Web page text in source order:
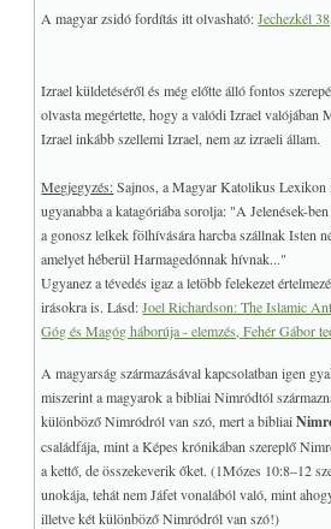
A magyar zsidó fordítás itt olvasható:Jechezkél
Izrael küldetéséről és még előtte álló fontos
olvasta megértette, hogy a valódi Izrael valójában
Izrael inkább szellemi Izrael, nem az izraeli állam.
Megjegyzés:Sajnos, a Magyar Katolikus Lexikon
ugyanabba a katagóriába sorolja: "A Jelenések-
a gonosz lelkek fölhívására harcba szállnak Isten
amelyet héberül Harmagedónnak hívnak..."
Ugyanez a tévedés igaz a letöbb felekezet
irásokra is. Lásd:Joel Richardson: The Islamic
Góg és Magóg háborúja - elemzés, Fehér Gábor
A magyarság származásával kapcsolatban igen
miszerint a magyarok a bibliai Nimródtól
különböző Nimródról van szó, mert a bibliai
családfája, mint a Képes krónikában szereplő
a kettő, de összekeverik őket. (1Mózes 10:8–12
unokája, tehát nem Jáfet vonalából való, mint
illetve két különböző Nimródról van szó!)